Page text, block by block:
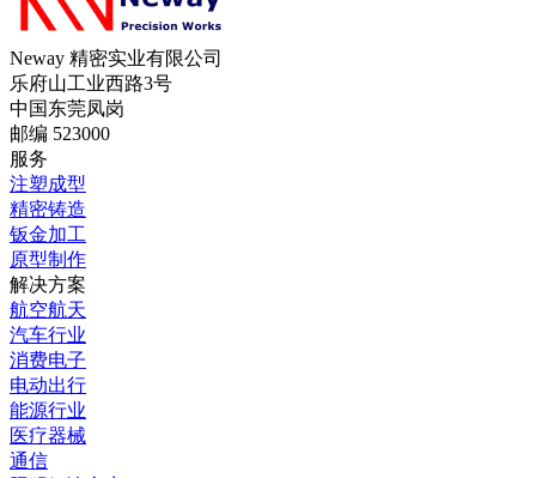
Neway 精密实业有限公司
乐府山工业西路3号
中国东莞凤岗
邮编 523000
服务
注塑成型
精密铸造
钣金加工
原型制作
解决方案
航空航天
汽车行业
消费电子
电动出行
能源行业
医疗器械
通信